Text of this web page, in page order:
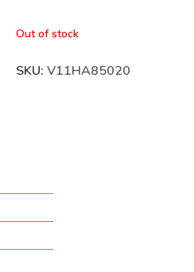
Out of stock
SKU: V11HA85020